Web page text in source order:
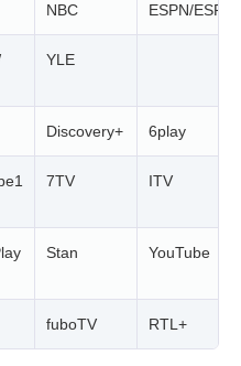
NBC ESPN/
YLE
Discovery+ 6play
7TV ITV
Stan YouTube
fuboTV RTL+